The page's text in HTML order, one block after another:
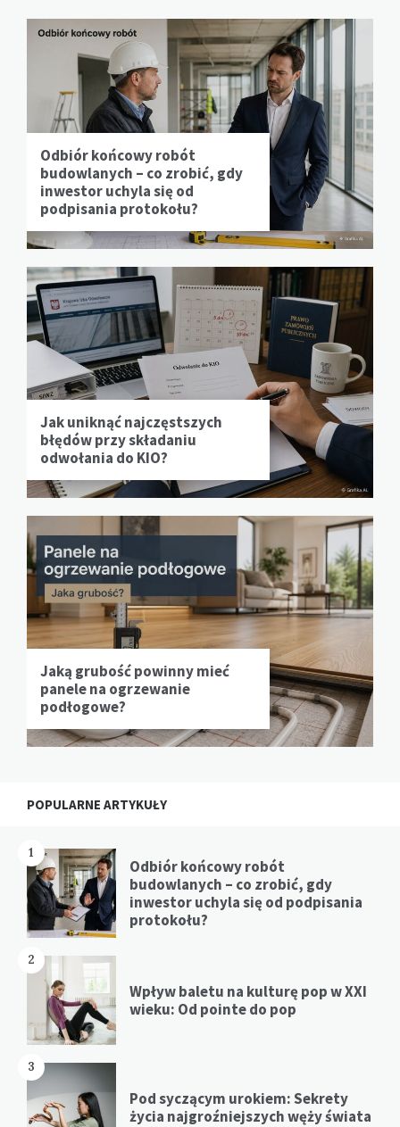
Odbiór końcowy robót
budowlanych – co zrobić, gdy
inwestor uchyla się od
podpisania protokołu?
Jak uniknąć najczęstszych
błędów przy składaniu
odwołania do KIO?
Jaką grubość powinny mieć
panele na ogrzewanie
podłogowe?
POPULARNE ARTYKUŁY
1
Odbiór końcowy robót
budowlanych – co zrobić, gdy
inwestor uchyla się od podpisania
protokołu?
2
Wpływ baletu na kulturę pop w XXI
wieku: Od pointe do pop
3
Pod syczącym urokiem: Sekrety
życia najgroźniejszych węży świata